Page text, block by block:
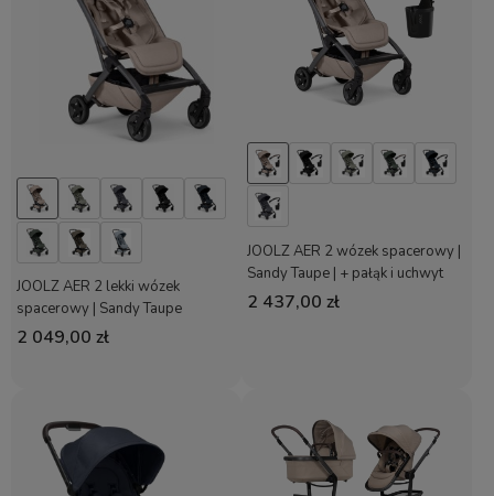
JOOLZ AER 2 lekki wózek
spacerowy | Sandy Taupe
2 049,00 zł
JOOLZ AER 2 wózek spacerowy |
Sandy Taupe | + pałąk i uchwyt
2 437,00 zł